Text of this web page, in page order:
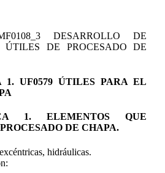
DESARROLLO DE
ÚTILES DE PROCESADO DE
1. UF0579 ÚTILES PARA EL
1. ELEMENTOS QUE
DE CHAPA.
hidráulicas.